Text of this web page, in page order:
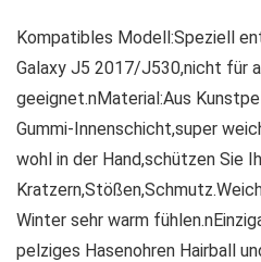
Kompatibles Modell:Speziell
Galaxy J5 2017/J530,nicht für
geeignet.nMaterial:Aus
Gummi-Innenschicht,super
wohl in der Hand,schützen Sie
Winter sehr warm
pelziges Hasenohren Hairball